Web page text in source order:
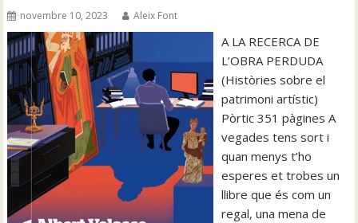
novembre 10, 2023 Aleix Font
A LA RECERCA DE
L’OBRA PERDUDA
(Històries sobre el
patrimoni artístic)
Pòrtic 351 pàgines A
vegades tens sort i
quan menys t’ho
esperes et trobes un
llibre que és com un
regal, una mena de